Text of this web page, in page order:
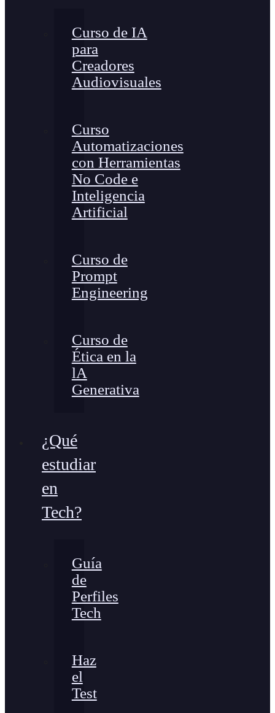
Curso de IA
para
Creadores
Audiovisuales
Curso
Automatizaciones
con Herramientas
No Code e
Inteligencia
Artificial
Curso de
Prompt
Engineering
Curso de
Ética en la
lA
Generativa
¿Qué
estudiar
en
Tech?
Guía
de
Perfiles
Tech
Haz
el
Test